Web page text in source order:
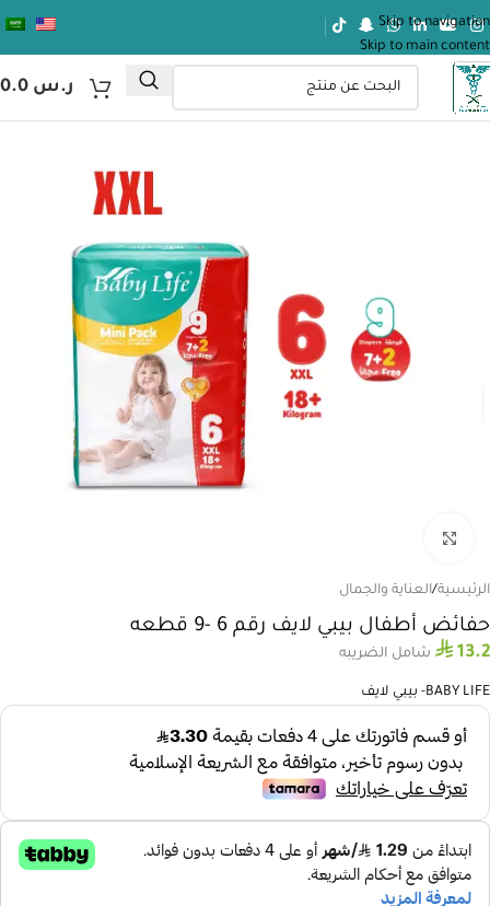
Skip to navigation
Skip to main content
ر.س
الرئيسية/العناية والجمال
حفائض أطفال بيبي لايف رقم 6 -9 قطعه
⃁ 13.2 شامل الضريبه
BABY LIFE- بيبي لايف